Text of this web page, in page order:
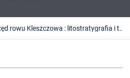
Czwartorzęd rowu Kleszczowa : litostratygrafia i tektonika : zarys problematyki na podstawie obserwacji w odkrywce KWB "Bełchatów"